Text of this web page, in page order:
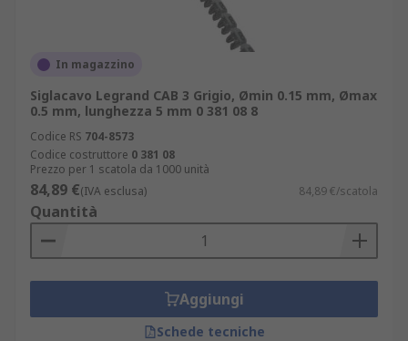
In magazzino
Siglacavo Legrand CAB 3 Grigio, Ømin 0.15 mm, Ømax
0.5 mm, lunghezza 5 mm 0 381 08 8
Codice RS 704-8573
Codice costruttore 0 381 08
Prezzo per 1 scatola da 1000 unità
84,89 €(IVA esclusa) 84,89 €/scatola
Quantità
Aggiungi
Schede tecniche